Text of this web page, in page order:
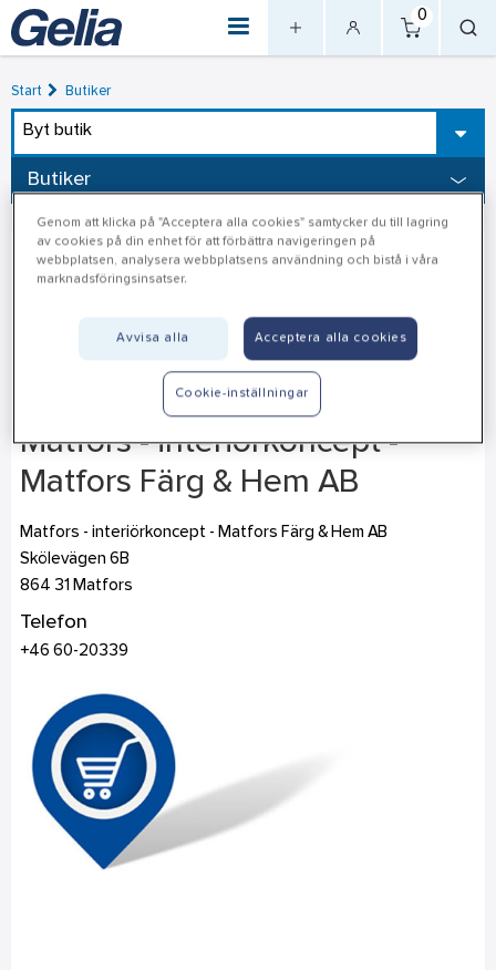
0
Start Butiker
Byt butik
Butiker
Matfors - interiörkoncept -
Matfors Färg & Hem AB
Matfors - interiörkoncept - Matfors Färg & Hem AB
Skölevägen 6B
864 31 Matfors
Telefon
+46 60-20339
Genom att klicka på "Acceptera alla cookies" samtycker du till lagring
av cookies på din enhet för att förbättra navigeringen på
webbplatsen, analysera webbplatsens användning och bistå i våra
marknadsföringsinsatser.
Avvisa alla Acceptera alla cookies
Cookie-inställningar